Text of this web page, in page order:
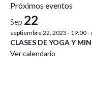
Próximos eventos
Sep 22
septiembre 22, 2023 - 19:00-
CLASES DE YOGA Y
Ver calendario